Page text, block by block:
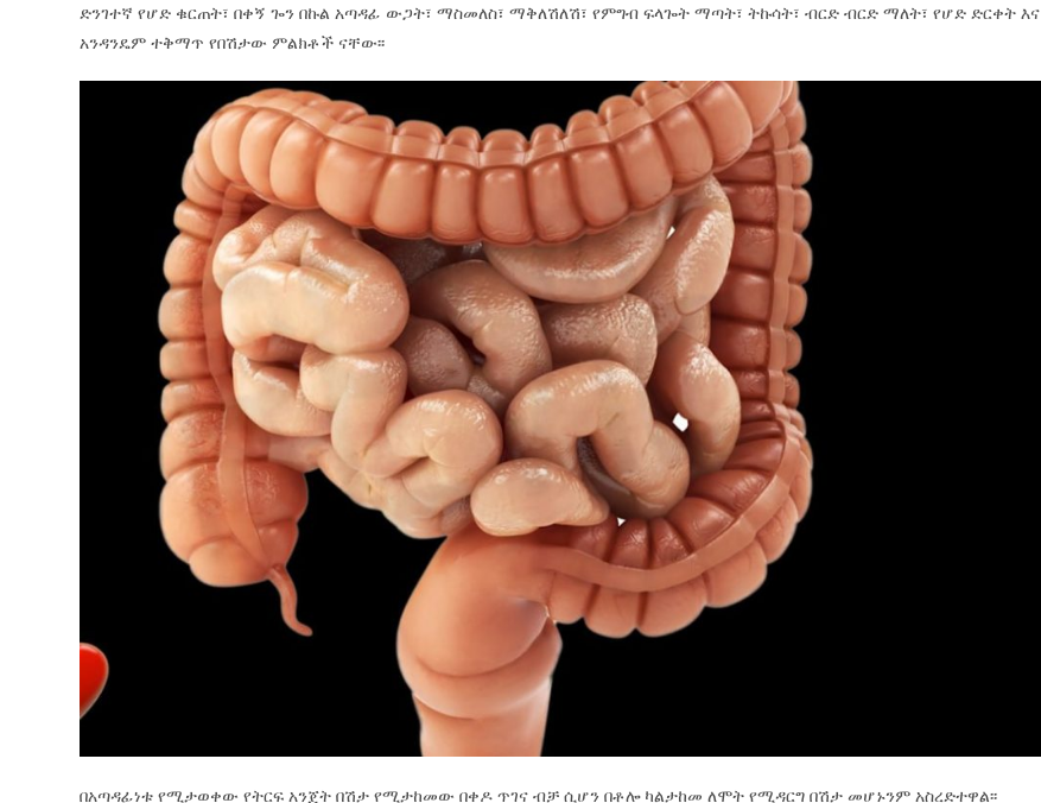
ድንገተኛ የሆድ ቁርጠት፣ በቀኝ ጐን በኩል አጣዳፊ ውጋት፣ ማስመለስ፣ ማቅለሽለሽ፣ የምግብ ፍላጐት ማጣት፣ ትኩሳት፣ ብርድ ብርድ ማለት፣ የሆድ ድርቀት እና
አንዳንዴም ተቅማጥ የበሽታው ምልክቶች ናቸው፡፡
በአጣዳፊነቱ የሚታወቀው የትርፍ አንጀት በሽታ የሚታከመው በቀዶ ጥገና ብቻ ሲሆን በቶሎ ካልታከመ ለሞት የሚዳርግ በሽታ መሆኑንም አስረድተዋል፡፡